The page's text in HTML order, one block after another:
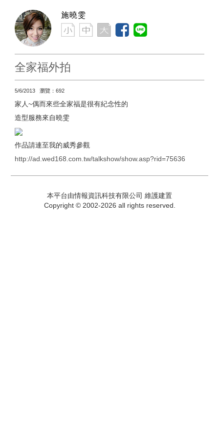
施曉雯
全家福外拍
5/6/2013 瀏覽：692
家人~偶而來些全家福是很有紀念性的
造型服務來自曉雯
作品請連至我的威秀參觀
http://ad.wed168.com.tw/talkshow/show.asp?rid=75636
本平台由情報資訊科技有限公司 維護建置
Copyright © 2002-2026 all rights reserved.